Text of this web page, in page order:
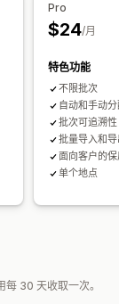
Pro
$24/月
特色功能
不限批次
自动和手动
批次可追溯性
批量导入和
面向客户的
单个地点
30 天收取一次。